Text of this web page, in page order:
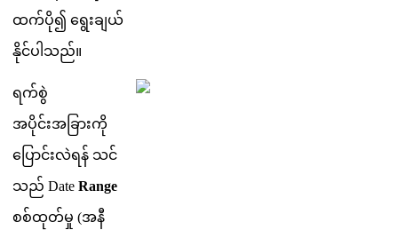
ထကပ၍ ရခယ
နငပ သည။
ရကစ
အပငအ ခက
ပငလရန သင
သည Date Range
စစထတမ (အန